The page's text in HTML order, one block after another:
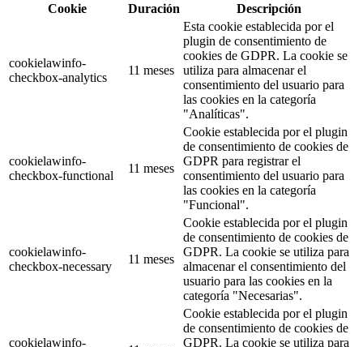
Cookie
Duración Descripción
cookielawinfo-
checkbox-analytics
11 meses
Esta cookie establecida por el
plugin de consentimiento de
cookies de GDPR. La cookie se
utiliza para almacenar el
consentimiento del usuario para
las cookies en la categoría
"Analíticas".
cookielawinfo-
checkbox-functional
11 meses
Cookie establecida por el plugin
de consentimiento de cookies de
GDPR para registrar el
consentimiento del usuario para
las cookies en la categoría
"Funcional".
cookielawinfo-
checkbox-necessary
11 meses
Cookie establecida por el plugin
de consentimiento de cookies de
GDPR. La cookie se utiliza para
almacenar el consentimiento del
usuario para las cookies en la
categoría "Necesarias".
cookielawinfo-
Cookie establecida por el plugin
de consentimiento de cookies de
GDPR. La cookie se utiliza para